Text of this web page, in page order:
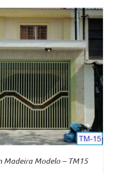
Madeira Modelo – TM15